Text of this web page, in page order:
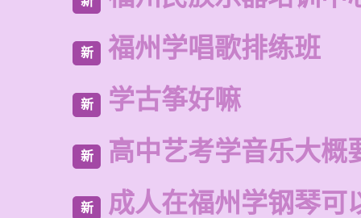
新 福州学唱歌排练班
新 学古筝好嘛
新 高中艺考学音乐大概
新 成人在福州学钢琴可